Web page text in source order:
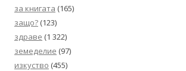
за книгата (165)
защо? (123)
здраве (1 322)
земеделие (97)
изкуство (455)